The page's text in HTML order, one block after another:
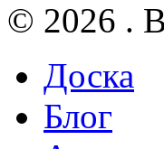
© 2026 .
Доска
Блог